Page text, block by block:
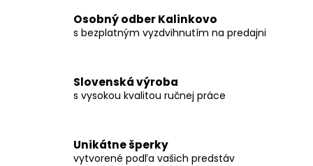
y
v
ý
s
u
Osobný odber Kalinkovo
s bezplatným vyzdvihnutím na predajni
Slovenská výroba
s vysokou kvalitou ručnej práce
Unikátne šperky
vytvorené podľa vašich predstáv